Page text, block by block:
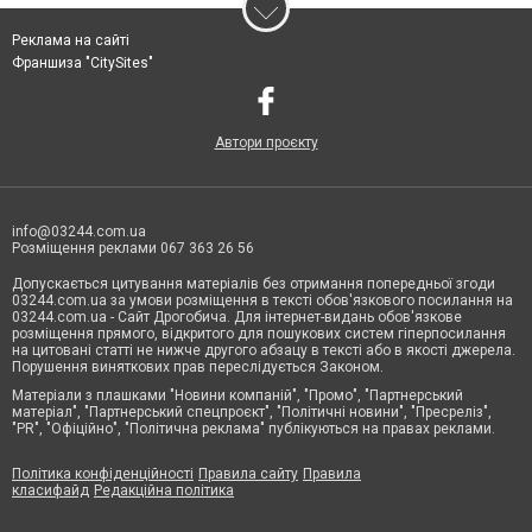
Реклама на сайті
Франшиза "CitySites"
Автори проєкту
info@03244.com.ua
Розміщення реклами 067 363 26 56
Допускається цитування матеріалів без отримання попередньої згоди
03244.com.ua за умови розміщення в тексті обов'язкового посилання на
03244.com.ua - Сайт Дрогобича. Для інтернет-видань обов'язкове
розміщення прямого, відкритого для пошукових систем гіперпосилання
на цитовані статті не нижче другого абзацу в тексті або в якості джерела.
Порушення виняткових прав переслідується Законом.
Матеріали з плашками "Новини компаній", "Промо", "Партнерський
матеріал", "Партнерський спецпроєкт", "Політичні новини", "Пресреліз",
"PR", "Офіційно", "Політична реклама" публікуються на правах реклами.
Політика конфіденційності Правила сайту Правила
класифайд Редакційна політика